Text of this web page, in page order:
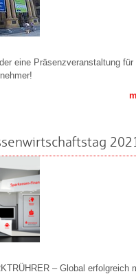
eine Präsenzveranstaltung für
– Global erfolgreich